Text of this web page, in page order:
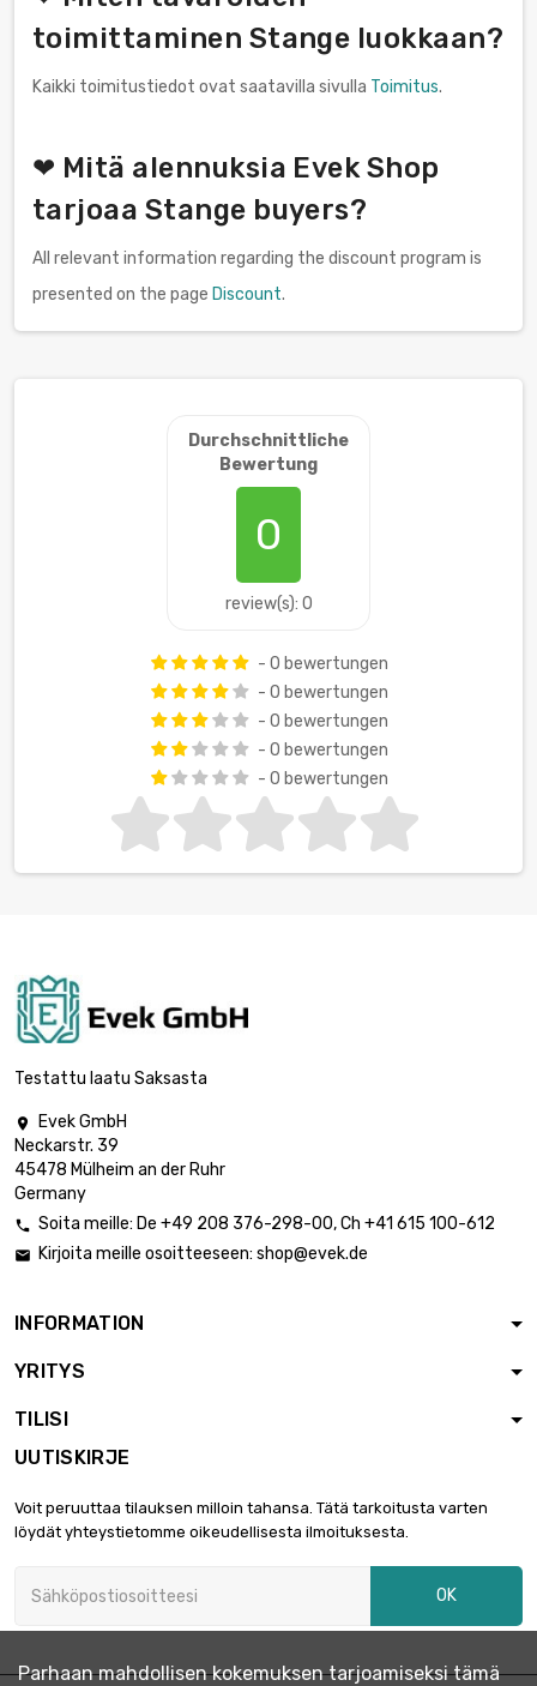
toimittaminen Stange luokkaan?
Kaikki toimitustiedot ovat saatavilla sivulla Toimitus.
❤ Mitä alennuksia Evek Shop
tarjoaa Stange buyers?
All relevant information regarding the discount program is
presented on the page Discount.
Durchschnittliche
Bewertung
0
review(s): 0
- 0 bewertungen
- 0 bewertungen
- 0 bewertungen
- 0 bewertungen
- 0 bewertungen
Testattu laatu Saksasta

Evek GmbH
Neckarstr. 39
45478 Mülheim an der Ruhr
Germany
 Soita meille: De +49 208 376-298-00, Ch +41 615 100-612
 Kirjoita meille osoitteeseen: shop@evek.de
INFORMATION
YRITYS
TILISI
UUTISKIRJE
Voit peruuttaa tilauksen milloin tahansa. Tätä tarkoitusta varten
löydät yhteystietomme oikeudellisesta ilmoituksesta.
OK
Parhaan mahdollisen kokemuksen tarjoamiseksi tämä